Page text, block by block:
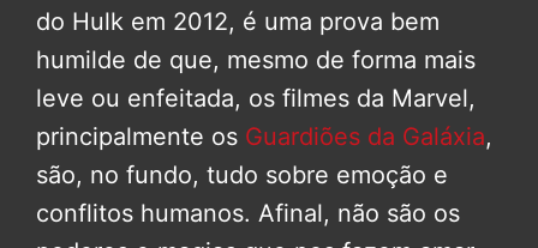
do Hulk em 2012, é uma prova bem
humilde de que, mesmo de forma mais
leve ou enfeitada, os filmes da Marvel,
principalmente os Guardiões da Galáxia,
são, no fundo, tudo sobre emoção e
conflitos humanos. Afinal, não são os